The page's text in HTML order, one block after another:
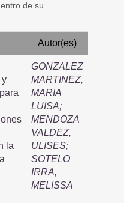
de su
Autor(es)
y
la
GONZALEZ
MARTINEZ,
MARIA
LUISA;
MENDOZA
VALDEZ,
ULISES;
SOTELO
IRRA,
MELISSA